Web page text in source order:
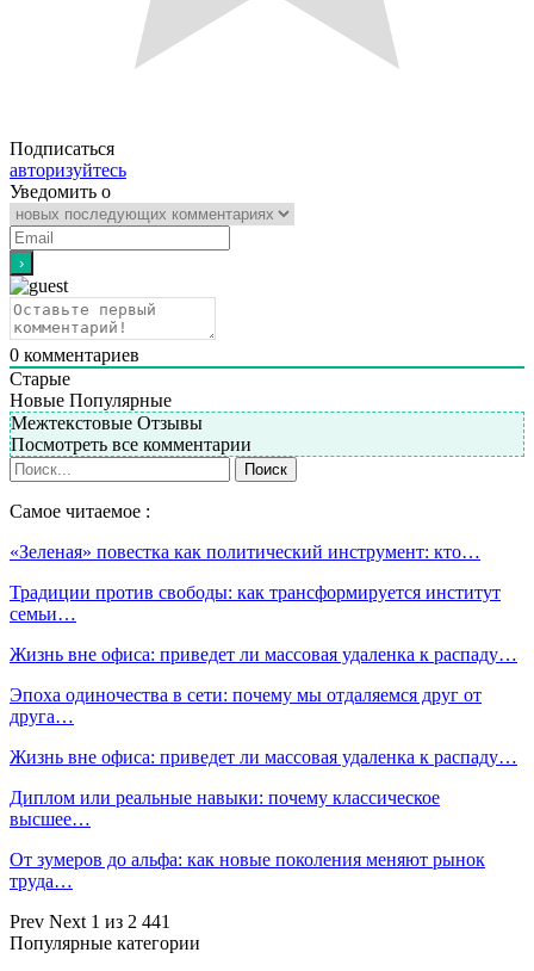
Подписаться
авторизуйтесь
Уведомить о
0 комментариев
Старые
Новые Популярные
Межтекстовые Отзывы
Посмотреть все комментарии
Самое читаемое :
«Зеленая» повестка как политический инструмент: кто…
Традиции против свободы: как трансформируется институт
семьи…
Жизнь вне офиса: приведет ли массовая удаленка к распаду…
Эпоха одиночества в сети: почему мы отдаляемся друг от
друга…
Жизнь вне офиса: приведет ли массовая удаленка к распаду…
Диплом или реальные навыки: почему классическое
высшее…
От зумеров до альфа: как новые поколения меняют рынок
труда…
Prev Next 1 из 2 441
Популярные категории